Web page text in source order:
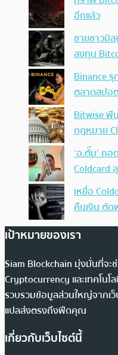
อีกแล้ว
ชายชาวมิ
ลงทุน
Binance
ตลาดสปอ
Bitwise ฟั
กฎหมาย
‘อ.ตั๊ม’ ถ
Coldcard
เหยื่อ
คืนเงิน ตั
เป้าหมายของเรา
Siam Blockchain มุ่งมั่นที่จะ
Cryptocurrency และเทคโนโ
รวบรวมข้อมูลส่วนใหญ่จากเว็
แปลส่งตรงถึงฟีดคุณ
เกี่ยวกับเว็บไซต์นี้